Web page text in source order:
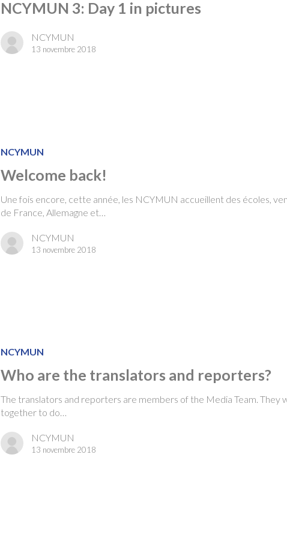
NCYMUN 3: Day 1 in pictures
NCYMUN
13 novembre 2018
NCYMUN
Welcome back!
Une fois encore, cette année, les NCYMUN accueillent des écoles,
de France, Allemagne et…
NCYMUN
13 novembre 2018
NCYMUN
Who are the translators and reporters?
The translators and reporters are members of the Media Team. They
together to do…
NCYMUN
13 novembre 2018